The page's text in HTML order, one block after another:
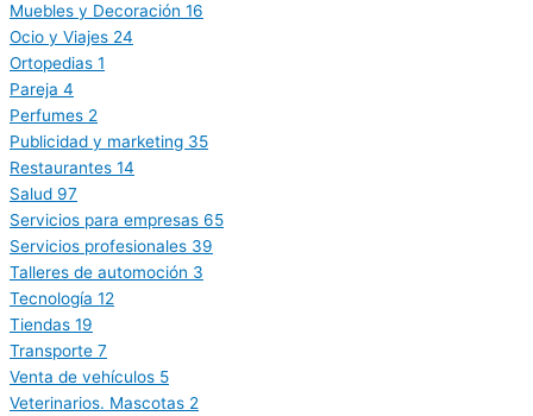
Muebles y Decoración 16
Ocio y Viajes 24
Ortopedias 1
Pareja 4
Perfumes 2
Publicidad y marketing 35
Restaurantes 14
Salud 97
Servicios para empresas 65
Servicios profesionales 39
Talleres de automoción 3
Tecnología 12
Tiendas 19
Transporte 7
Venta de vehículos 5
Veterinarios. Mascotas 2